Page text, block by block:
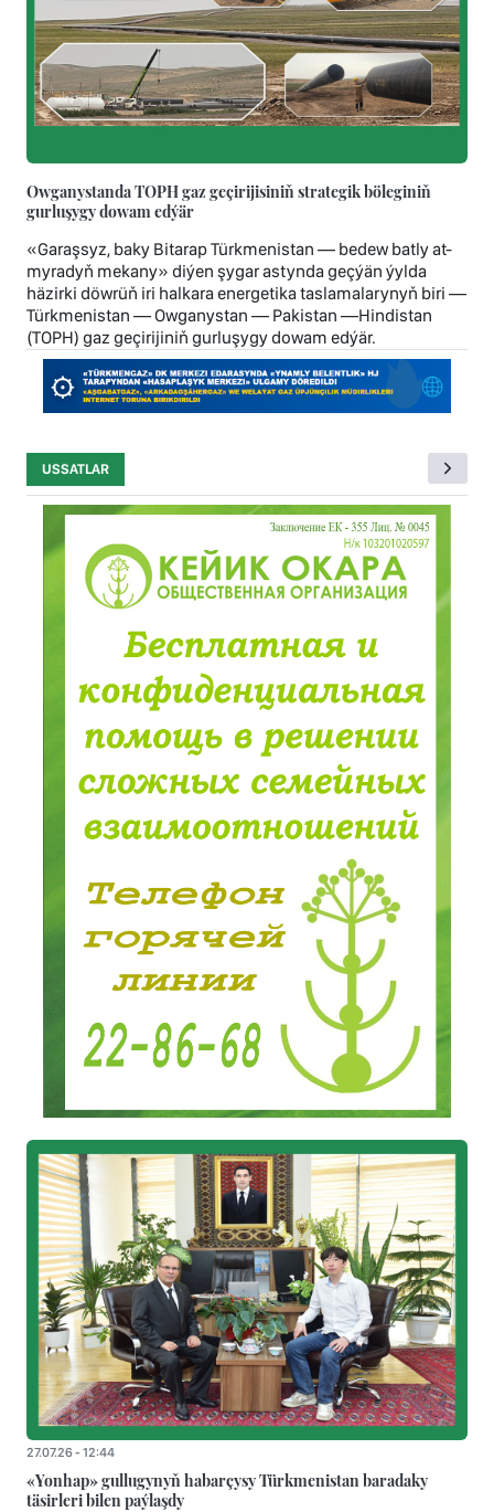
Owganystanda TOPH gaz geçirijisiniň strategik böleginiň
gurluşygy dowam edýär
«Garaşsyz, baky Bitarap Türkmenistan — bedew batly at-
myradyň mekany» diýen şygar astynda geçýän ýylda
häzirki döwrüň iri halkara energetika taslamalarynyň biri —
Türkmenistan — Owganystan — Pakistan —Hindistan
(TOPH) gaz geçirijiniň gurluşygy dowam edýär.
USSATLAR
27.07.26 - 12:44
«Yonhap» gullugynyň habarçysy Türkmenistan baradaky
täsirleri bilen paýlaşdy